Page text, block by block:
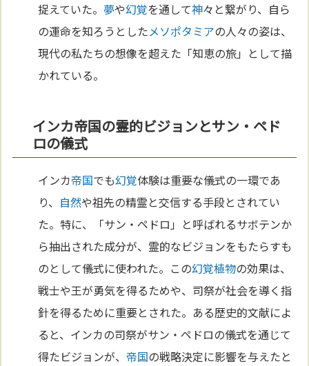
捉えていた。 夢や幻覚を通して神々と繋がり、自ら
の運命を知ろうとしたメソポタミアの人々の姿は、
現代の私たちの想像を超えた「知恵の旅」として描
かれている。
インカ帝国の霊的ビジョンとサン・ペド
ロの儀式
インカ帝国でも幻覚体験は重要な儀式の一環であ
り、 自然や祖先の精霊と交信する手段とされてい
た。特に、「サン・ペドロ」と呼ばれるサボテンか
ら抽出された成分が、霊的なビジョンをもたらすも
のとして儀式に使われた。この幻覚植物の効果は、
戦士や王が勇気を得るためや、司祭が社会を導く指
針を得るために重要とされた。ある歴史的文献によ
ると、インカの司祭がサン・ペドロの儀式を通じて
得たビジョンが、 帝国の戦略決定に影響を与えたと